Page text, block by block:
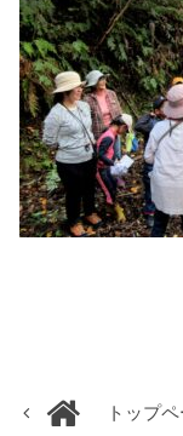
トップ